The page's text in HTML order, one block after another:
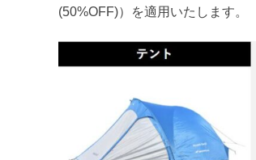
(50%OFF)）を適用いたします。